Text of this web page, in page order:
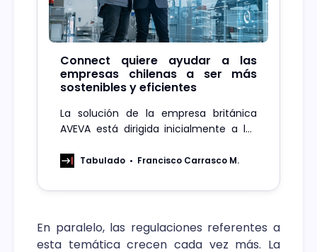
Connect quiere ayudar a las
empresas chilenas a ser más
sostenibles y eficientes
La solución de la empresa británica
AVEVA está dirigida inicialmente a las
energía en Chile, a nivel Latinoamérica
proceso.
Tabulado Francisco Carrasco M.
En paralelo, las regulaciones referentes a
esta temática crecen cada vez más. La